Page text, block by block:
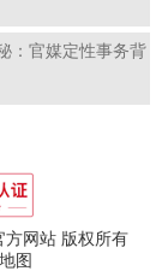
：官媒定性事务背
网站 版权所有
图